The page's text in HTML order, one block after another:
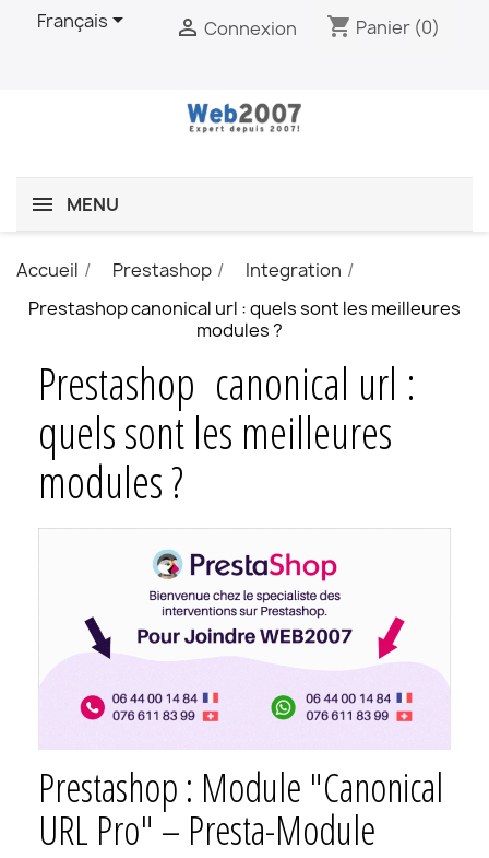
Français  Connexion shopping_cart Panier (0)
MENU
Accueil Prestashop
Integration
Prestashop canonical url : quels sont les meilleures
modules ?
Prestashop canonical url :
quels sont les meilleures
modules ?
Prestashop : Module "Canonical
URL Pro" – Presta-Module